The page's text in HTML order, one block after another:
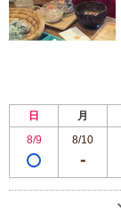
日 月
8/9
8/10